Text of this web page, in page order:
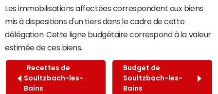
Les immobilisations affectées correspondent aux biens
mis à dispositions d'un tiers dans le cadre de cette
délégation. Cette ligne budgétaire correspond à la valeur
estimée de ces biens.
Recettes de
Soultzbach-les-
Bains
Budget de
Soultzbach-les-
Bains